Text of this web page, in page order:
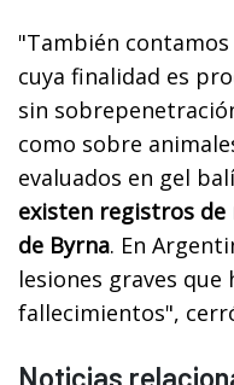
"También
cuya finalidad es
sin
como sobre
evaluados en gel
existen registros de
de Byrna. En
lesiones graves que
fallecimientos",
Noticias